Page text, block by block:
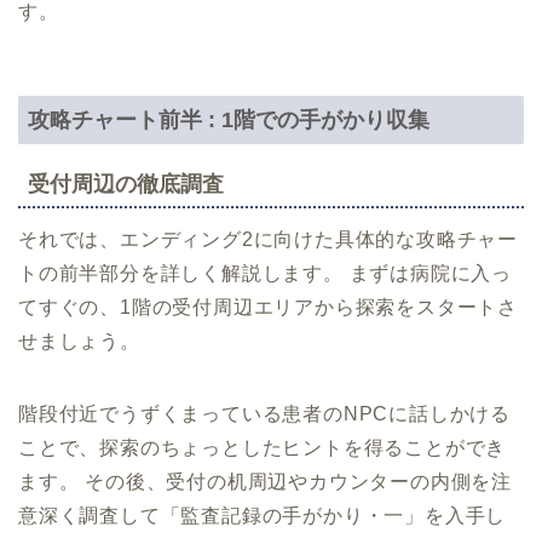
す。
攻略チャート前半 : 1階での手がかり収集
受付周辺の徹底調査
それでは、エンディング2に向けた具体的な攻略チャー
トの前半部分を詳しく解説します。 まずは病院に入っ
てすぐの、1階の受付周辺エリアから探索をスタートさ
せましょう。
階段付近でうずくまっている患者のNPCに話しかける
ことで、探索のちょっとしたヒントを得ることができ
ます。 その後、受付の机周辺やカウンターの内側を注
意深く調査して「監査記録の手がかり・一」を入手し